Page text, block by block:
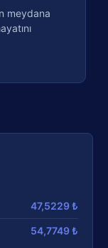
47,5229 ₺
54,7749 ₺
meydana